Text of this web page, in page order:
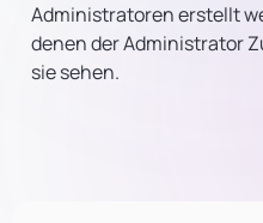
Administratoren erstellt
denen der Administrator
sie sehen.